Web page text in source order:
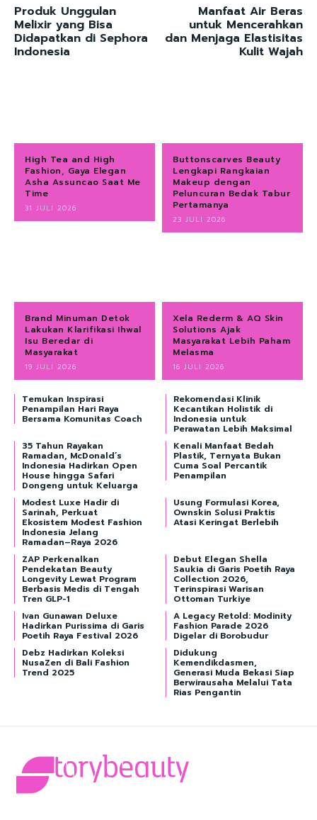
Produk Unggulan
Melixir yang Bisa
Didapatkan di Sephora
Indonesia
Manfaat Air Beras
untuk Mencerahkan
dan Menjaga Elastisitas
Kulit Wajah
High Tea and High
Fashion, Gaya Elegan
Asha Assuncao Saat Me
Time
31 JULI 2026
Buttonscarves Beauty
Lengkapi Rangkaian
Makeup dengan
Peluncuran Bedak Tabur
Pertamanya
23 JULI 2026
Brand Minuman Detok
Lakukan Klarifikasi Ihwal
Isu Beredar di
Masyarakat
19 JULI 2026
Xela Rederm & AQ Skin
Solutions Ajak
Masyarakat Lebih Paham
Melasma
16 JULI 2026
Temukan Inspirasi
Penampilan Hari Raya
Bersama Komunitas Coach
Rekomendasi Klinik
Kecantikan Holistik di
Indonesia untuk
Perawatan Lebih Maksimal
35 Tahun Rayakan
Ramadan, McDonald’s
Indonesia Hadirkan Open
House hingga Safari
Dongeng untuk Keluarga
Kenali Manfaat Bedah
Plastik, Ternyata Bukan
Cuma Soal Percantik
Penampilan
Modest Luxe Hadir di
Sarinah, Perkuat
Ekosistem Modest Fashion
Indonesia Jelang
Ramadan–Raya 2026
Usung Formulasi Korea,
Ownskin Solusi Praktis
Atasi Keringat Berlebih
ZAP Perkenalkan
Pendekatan Beauty
Longevity Lewat Program
Berbasis Medis di Tengah
Tren GLP-1
Debut Elegan Shella
Saukia di Garis Poetih Raya
Collection 2026,
Terinspirasi Warisan
Ottoman Turkiye
Ivan Gunawan Deluxe
Hadirkan Purissima di Garis
Poetih Raya Festival 2026
A Legacy Retold: Modinity
Fashion Parade 2026
Digelar di Borobudur
Debz Hadirkan Koleksi
NusaZen di Bali Fashion
Trend 2025
Didukung
Kemendikdasmen,
Generasi Muda Bekasi Siap
Berwirausaha Melalui Tata
Rias Pengantin